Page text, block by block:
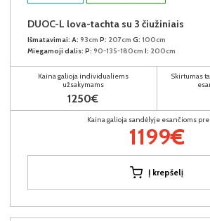
DUOC-L lova-tachta su 3 čiužiniais
Išmatavimai: A: 93cm P: 207cm G: 100cm
Miegamoji dalis: P: 90-135-180cm I: 200cm
Kaina galioja individualiems
užsakymams
1250€
Skirtumas
Kaina galioja sandėlyje esančioms
1199€
Į krepšelį